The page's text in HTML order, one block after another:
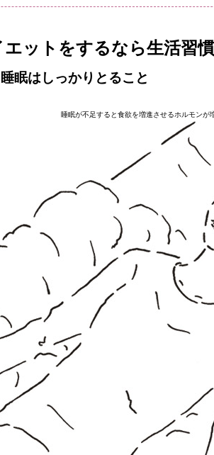
ットをするなら生活習
眠はしっかりとること
睡眠が不足すると食欲を増進させるホルモンが